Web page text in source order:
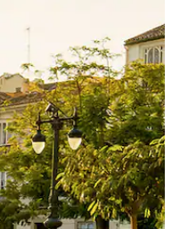
abajo, o bien tocando y